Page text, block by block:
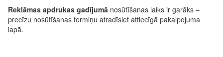
Reklāmas apdrukas gadījumā nosūtīšanas laiks ir garāks –
precīzu nosūtīšanas termiņu atradīsiet attiecīgā pakalpojuma
lapā.